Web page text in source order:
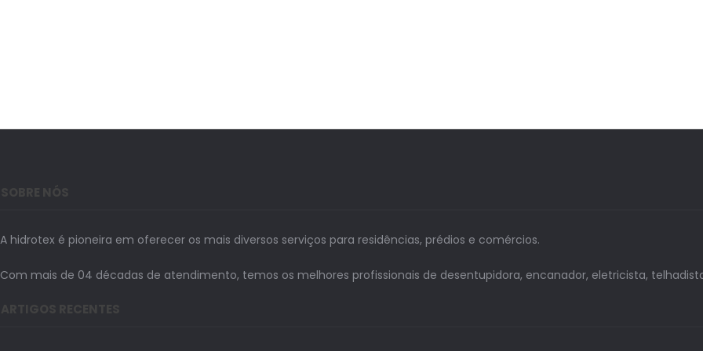
A hidrotex é pioneira em oferecer os mais diversos serviços para residências, prédios e comércios.
Com mais de 04 décadas de atendimento, temos os melhores profissionais de desentupidora, encanador, eletricista,